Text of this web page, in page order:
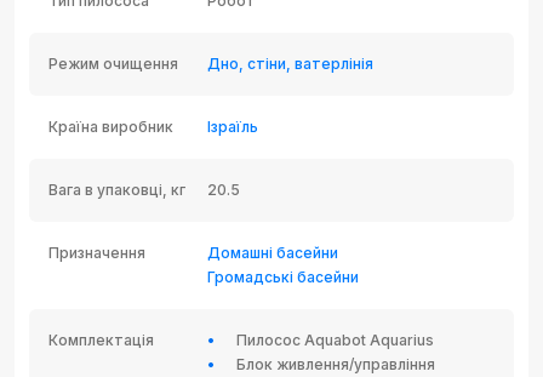
Режим очищення Дно, стіни, ватерлінія
Країна виробник Ізраїль
Вага в упаковці, кг 20.5
Призначення
Домашні басейни
Громадські басейни
Комплектація
Пилосос Aquabot Aquarius
Блок живлення/управління